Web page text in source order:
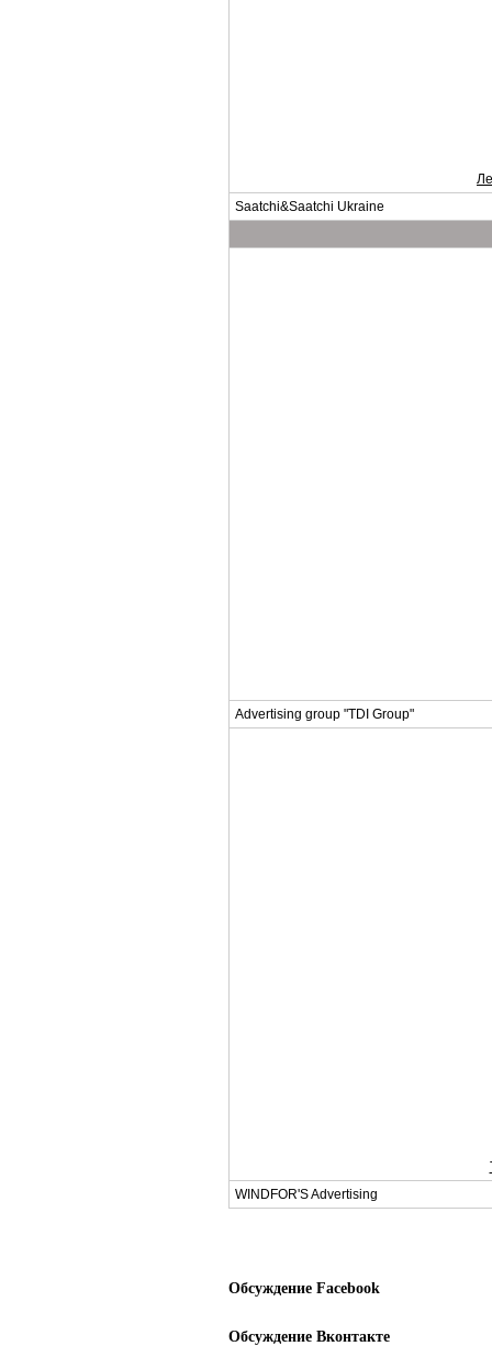
Saatchi&Saatchi Ukraine
Advertising group "TDI Group"
WINDFOR'S Advertising
Обсуждение Facebook
Обсуждение Вконтакте